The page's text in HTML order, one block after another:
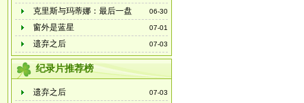
06-30
克里斯与玛蒂娜：最后一盘
07-01
窗外是蓝星
07-03
遗弃之后
纪录片推荐榜
07-03
遗弃之后